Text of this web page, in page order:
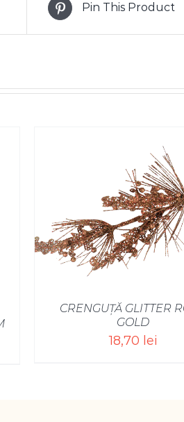
Pin This Product
CRENGUȚĂ GLITTER
GOLD
18,70 lei
SELECT OPTIONS